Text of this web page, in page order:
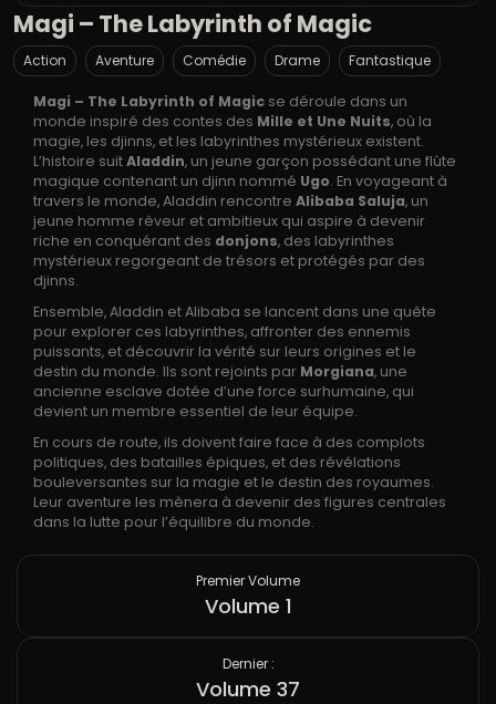
Magi – The Labyrinth of Magic
Action Aventure Comédie Drame Fantastique
Magi – The Labyrinth of Magic se déroule dans un
monde inspiré des contes des Mille et Une Nuits, où la
magie, les djinns, et les labyrinthes mystérieux existent.
L’histoire suitAladdin, un jeune garçon possédant une flûte
magique contenant un djinn nommé Ugo. En voyageant à
travers le monde, Aladdin rencontre Alibaba Saluja, un
jeune homme rêveur et ambitieux qui aspire à devenir
riche en conquérant des donjons, des labyrinthes
mystérieux regorgeant de trésors et protégés par des
djinns.
Ensemble, Aladdin et Alibaba se lancent dans une quête
pour explorer ces labyrinthes, affronter des ennemis
puissants, et découvrir la vérité sur leurs origines et le
destin du monde. Ils sont rejoints par Morgiana, une
ancienne esclave dotée d’une force surhumaine, qui
devient un membre essentiel de leur équipe.
En cours de route, ils doivent faire face à des complots
politiques, des batailles épiques, et des révélations
bouleversantes sur la magie et le destin des royaumes.
Leur aventure les mènera à devenir des figures centrales
dans la lutte pour l’équilibre du monde.
Premier Volume
Volume 1
Dernier :
Volume 37